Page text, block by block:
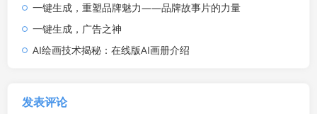
一键生成，重塑品牌魅力——品牌故事片的力量
一键生成，广告之神
AI绘画技术揭秘：在线版AI画册介绍
发表评论